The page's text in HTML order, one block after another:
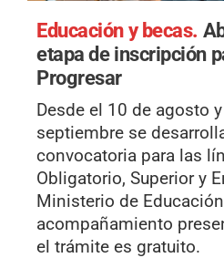
Educación y becas.
etapa de inscripción
Progresar
Desde el 10 de agosto
septiembre se
convocatoria para las
Obligatorio, Superior y
Ministerio de
acompañamiento
el trámite es gratuito.